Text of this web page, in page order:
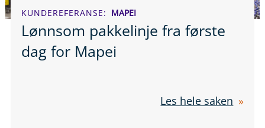
KUNDEREFERANSE MAPEI
Lønnsom pakkelinje fra første
dag for Mapei
Les hele saken